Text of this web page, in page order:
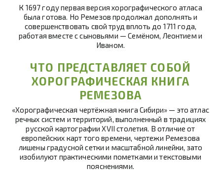
К 1697 году первая версия хорографического атласа
была готова. Но Ремезов продолжал дополнять и
совершенствовать свой труд вплоть до 1711 года,
работая вместе с сыновьями — Семёном, Леонтием и
Иваном.
ЧТО ПРЕДСТАВЛЯЕТ СОБОЙ
ХОРОГРАФИЧЕСКАЯ КНИГА
РЕМЕЗОВА
«Хорографическая чертёжная книга Сибири» — это атлас
речных систем и территорий, выполненный в традициях
русской картографии XVII столетия. В отличие от
европейских карт того времени, чертежи Ремезова
лишены градусной сетки и масштабной линейки, зато
изобилуют практическими пометками и текстовыми
пояснениями.